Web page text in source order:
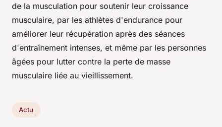
de la musculation pour soutenir leur croissance
musculaire, par les athlètes d'endurance pour
améliorer leur récupération après des séances
d'entraînement intenses, et même par les personnes
âgées pour lutter contre la perte de masse
musculaire liée au vieillissement.
Actu